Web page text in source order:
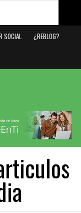
SOCIAL ¿REBLOG?